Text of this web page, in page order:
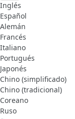
Inglés
Español
Alemán
Francés
Italiano
Portugués
Japonés
Chino (simplificado)
Chino (tradicional)
Coreano
Ruso